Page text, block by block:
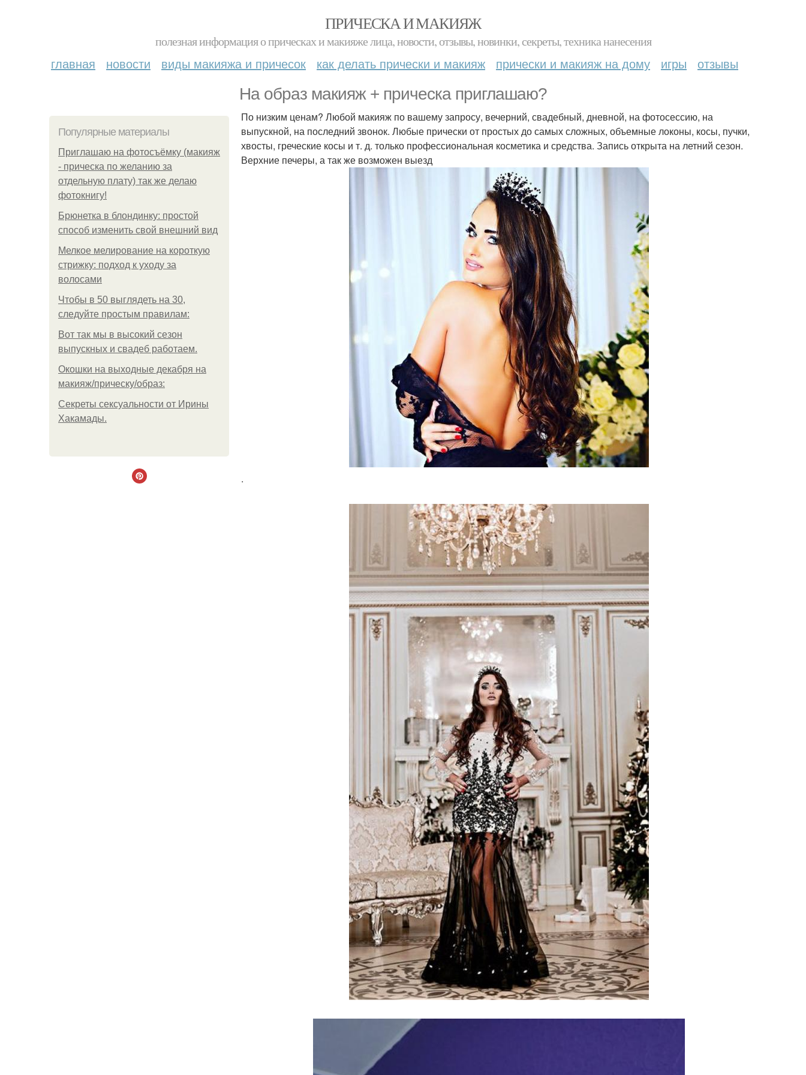
ПРИЧЕСКА И МАКИЯЖ
полезная информация о прическах и макияже лица, новости, отзывы, новинки, секреты, техника нанесения
главная новости виды макияжа и причесок как делать прически и макияж прически и макияж на дому игры отзывы
На образ макияж + прическа приглашаю?
Популярные материалы
Приглашаю на фотосъёмку (макияж
- прическа по желанию за
отдельную плату) так же делаю
фотокнигу!
Брюнетка в блондинку: простой
способ изменить свой внешний вид
Мелкое мелирование на короткую
стрижку: подход к уходу за
волосами
Чтобы в 50 выглядеть на 30,
следуйте простым правилам:
Вот так мы в высокий сезон
выпускных и свадеб работаем.
Окошки на выходные декабря на
макияж/прическу/образ:
Секреты сексуальности от Ирины
Хакамады.
По низким ценам? Любой макияж по вашему запросу, вечерний, свадебный, дневной, на фотосессию, на
выпускной, на последний звонок. Любые прически от простых до самых сложных, объемные локоны, косы, пучки,
хвосты, греческие косы и т. д. только профессиональная косметика и средства. Запись открыта на летний сезон.
Верхние печеры, а так же возможен выезд
.